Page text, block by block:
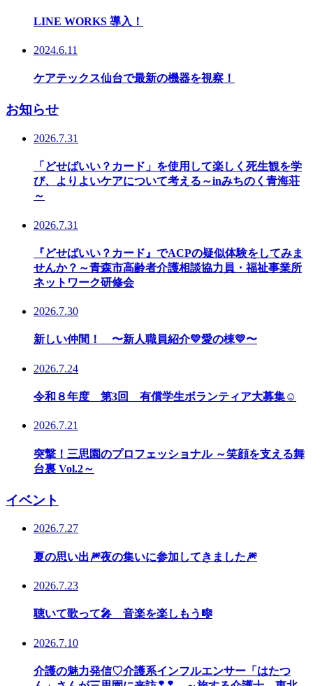
LINE WORKS 導入！
2024.6.11
ケアテックス仙台で最新の機器を視察！
お知らせ
2026.7.31
「どせばいい？カード」を使用して楽しく死生観を学
び、よりよいケアについて考える～inみちのく青海荘
～
2026.7.31
『どせばいい？カード』でACPの疑似体験をしてみま
せんか？～青森市高齢者介護相談協力員・福祉事業所
ネットワーク研修会
2026.7.30
新しい仲間！ 〜新人職員紹介💛愛の棟💛〜
2026.7.24
令和８年度 第3回 有償学生ボランティア大募集☺
2026.7.21
突撃！三思園のプロフェッショナル ～笑顔を支える舞
台裏 Vol.2～
イベント
2026.7.27
夏の思い出🎆夜の集いに参加してきました🎆
2026.7.23
聴いて歌って🎤 音楽を楽しもう🎼
2026.7.10
介護の魅力発信♡介護系インフルエンサー「はたつ